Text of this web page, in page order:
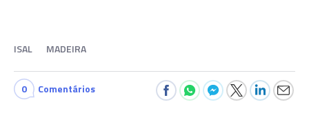
ISAL MADEIRA
0 Comentários